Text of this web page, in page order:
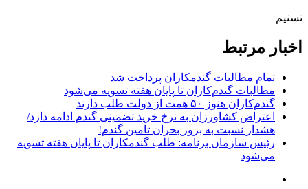
تسنیم
اخبار مرتبط
تمام مطالبات گندمکاران پرداخت شد
مطالبات گندم‌کاران تا پایان هفته تسویه می‌شود
گندم‌کاران هنوز ۵۰ همت از دولت طلب دارند
اعتراض کشاورزان به نرخ خرید تضمینی گندم ادامه دارد/
هشدار نسبت به بروز بحران تامین گندم!
رئیس سازمان برنامه: طلب گندمکاران تا پایان هفته تسویه
می‌شود